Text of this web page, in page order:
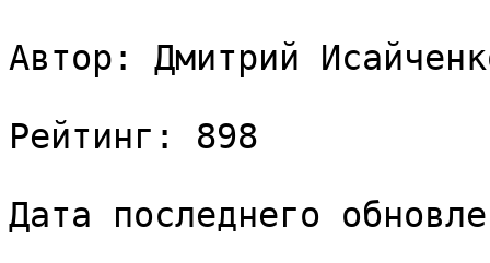
Автор: Дмитрий
Рейтинг: 898
Дата последнего